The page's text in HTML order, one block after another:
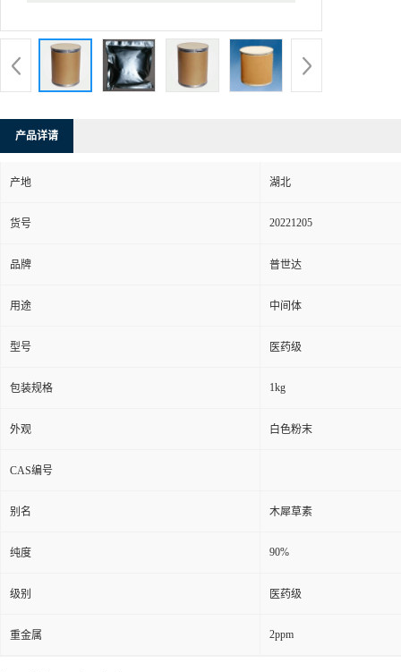
产品详请
产地 湖北
货号 20221205
品牌 普世达
用途 中间体
型号 医药级
包装规格 1kg
外观 白色粉末
CAS编号
别名 木犀草素
纯度 90%
级别 医药级
重金属 2ppm